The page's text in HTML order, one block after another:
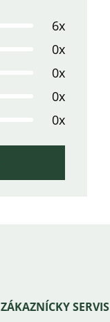
6x
0x
0x
0x
0x
ZÁKAZNÍCKY SERVIS